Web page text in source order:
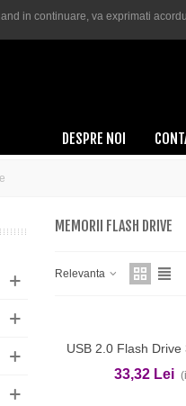
0755 050 600sau0721 269 648
DESPRE NOI
MEMORII FLASH DRIVE
Relevanta
Adauga In Cos
USB 2.0 Flash
33,32 Lei
in continuare, va exprimati